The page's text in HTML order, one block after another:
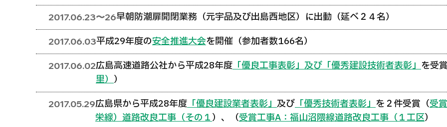
2017.06.23〜26早朝防潮扉開閉業務（元宇品及び出島西地区）に出動（延べ２４名）
2017.06.03平成29年度の安全推進大会を開催（参加者数166名）
2017.06.02広島高速道路公社から平成28年度「優良工事表彰」及び「優秀建設技術者表彰」を受
里））
2017.05.29広島県から平成28年度「優良建設業者表彰」及び「優秀技術者表彰」を２件受賞（受
栄線）道路改良工事（その１）、（受賞工事A：福山沼隈線道路改良工事（１工区）